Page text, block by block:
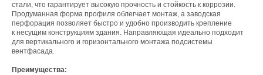
стали, что гарантирует высокую прочность и стойкость к коррозии.
Продуманная форма профиля облегчает монтаж, а заводская
перфорация позволяет быстро и удобно производить крепление
к несущим конструкциям здания. Направляющая идеально подходит
для вертикального и горизонтального монтажа подсистемы
вентфасада.
Преимущества: